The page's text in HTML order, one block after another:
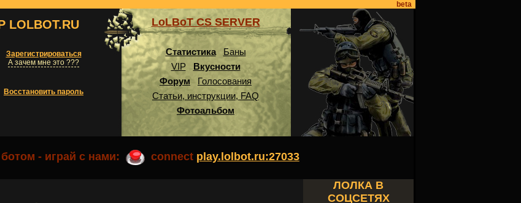
beta
LOLBOT.RU
Зарегистрироваться
А зачем мне это ???
Восстановить пароль
LoLBoT CS SERVER
Статистика
Баны
VIP
Вкусности
Форум
Голосования
Статьи, инструкции, FAQ
Фотоальбом
- играй с нами: connect play.lolbot.ru:27033
ЛОЛКА В
СОЦСЕТЯХ